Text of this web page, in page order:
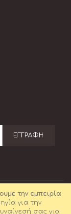
την εμπειρία
για την
σας για
ΕΓΓΡΑΦΉ